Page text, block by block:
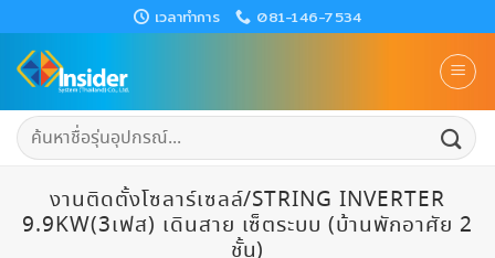
to
content
เวลาทำการ 081-146-7534
ค้นหา:
งานติดตั้งโซลาร์เซลล์/STRING INVERTER
9.9KW(3เฟส) เดินสาย เซ็ตระบบ (บ้านพักอาศัย 2
ชั้น)